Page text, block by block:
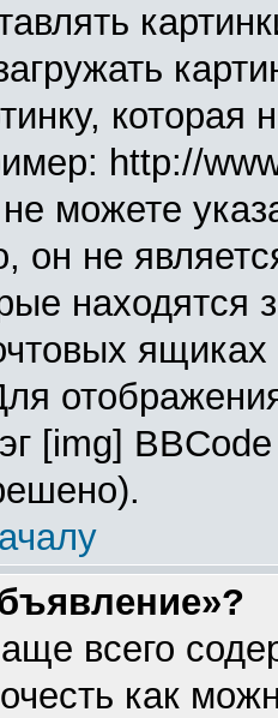
http://
можете
он не
[img]
всего
как